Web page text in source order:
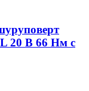
20 В 66 Нм с